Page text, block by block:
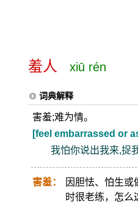
羞人 xiū rén
词典解释
害羞;难为情。
[feel embarrassed or
我怕你说出我来,捉
害羞：
因胆怯、怕生
时很老练，怎么